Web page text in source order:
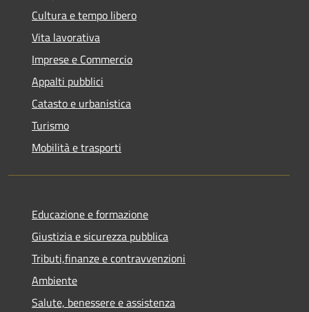
Cultura e tempo libero
Vita lavorativa
Imprese e Commercio
Appalti pubblici
Catasto e urbanistica
Turismo
Mobilità e trasporti
Educazione e formazione
Giustizia e sicurezza pubblica
Tributi,finanze e contravvenzioni
Ambiente
Salute, benessere e assistenza